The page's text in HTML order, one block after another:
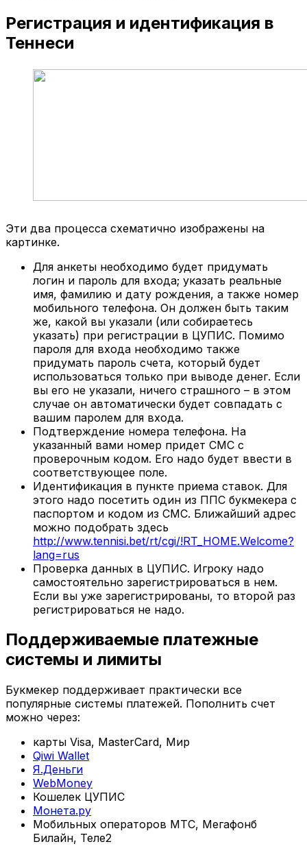
Регистрация и идентификация в
Теннеси
Эти два процесса схематично изображены на
картинке.
Для анкеты необходимо будет придумать
логин и пароль для входа; указать реальные
имя, фамилию и дату рождения, а также номер
мобильного телефона. Он должен быть таким
же, какой вы указали (или собираетесь
указать) при регистрации в ЦУПИС. Помимо
пароля для входа необходимо также
придумать пароль счета, который будет
использоваться только при выводе денег. Если
вы его не указали, ничего страшного – в этом
случае он автоматически будет совпадать с
вашим паролем для входа.
Подтверждение номера телефона. На
указанный вами номер придет СМС с
проверочным кодом. Его надо будет ввести в
соответствующее поле.
Идентификация в пункте приема ставок. Для
этого надо посетить один из ППС букмекера с
паспортом и кодом из СМС. Ближайший адрес
можно подобрать здесь
http://www.tennisi.bet/rt/cgi/!RT_HOME.Welcome?
lang=rus
Проверка данных в ЦУПИС. Игроку надо
самостоятельно зарегистрироваться в нем.
Если вы уже зарегистрированы, то второй раз
регистрироваться не надо.
Поддерживаемые платежные
системы и лимиты
Букмекер поддерживает практически все
популярные системы платежей. Пополнить счет
можно через:
карты Visa, MasterCard, Мир
Qiwi Wallet
Я.Деньги
WebMoney
Кошелек ЦУПИС
Монета.ру
Мобильных операторов МТС, Мегафонб
Билайн, Теле2